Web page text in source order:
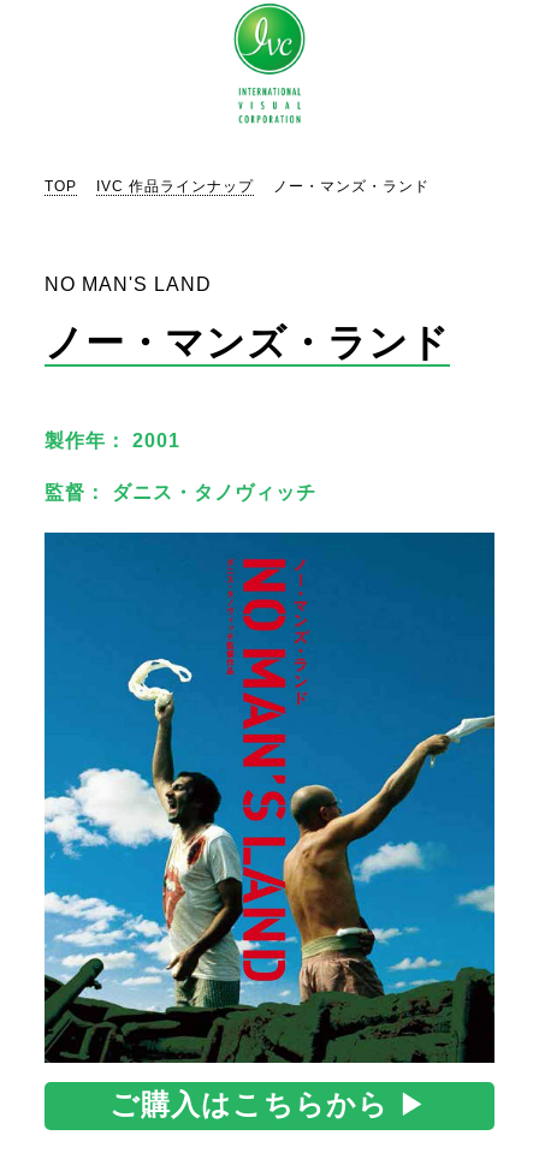
TOP IVC 作品ラインナップ ノー・マンズ・ランド
NO MAN'S LAND
ノー・マンズ・ランド
製作年： 2001
監督： ダニス・タノヴィッチ
ご購入はこちらから ▶